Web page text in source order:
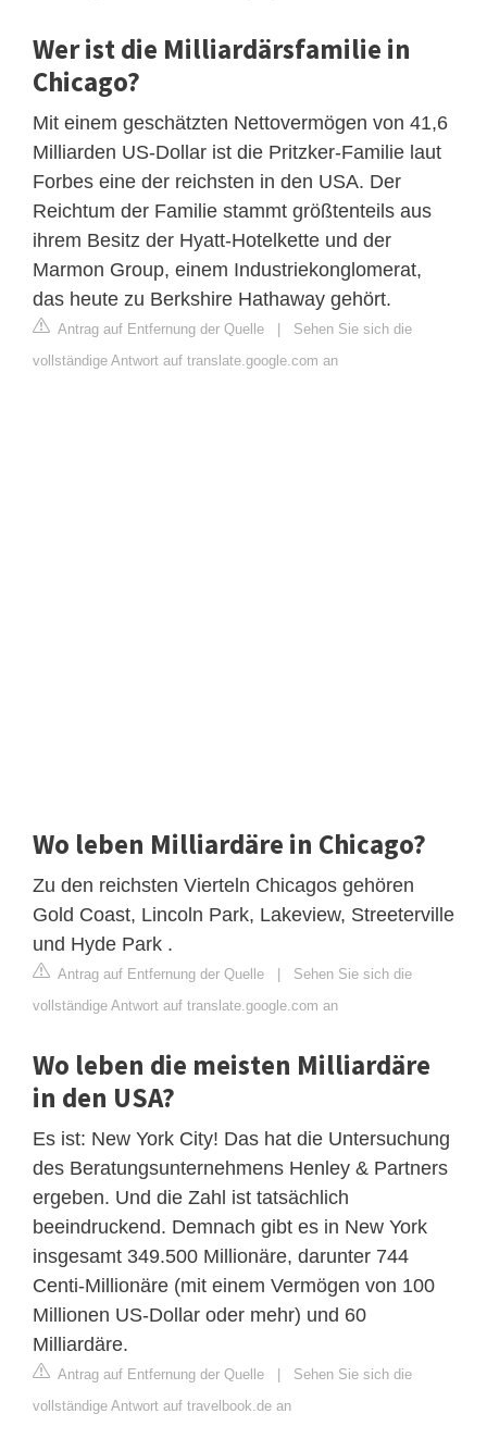
Wer ist die Milliardärsfamilie in
Chicago?
Mit einem geschätzten Nettovermögen von 41,6
Milliarden US-Dollar ist die Pritzker-Familie laut
Forbes eine der reichsten in den USA. Der
Reichtum der Familie stammt größtenteils aus
ihrem Besitz der Hyatt-Hotelkette und der
Marmon Group, einem Industriekonglomerat,
das heute zu Berkshire Hathaway gehört.
Antrag auf Entfernung der Quelle
Sehen Sie sich die
vollständige Antwort auf translate.google.com an
Wo leben Milliardäre in Chicago?
Zu den reichsten Vierteln Chicagos gehören
Gold Coast, Lincoln Park, Lakeview, Streeterville
und Hyde Park .
Antrag auf Entfernung der Quelle
Sehen Sie sich die
vollständige Antwort auf translate.google.com an
Wo leben die meisten Milliardäre
in den USA?
Es ist: New York City! Das hat die Untersuchung
des Beratungsunternehmens Henley & Partners
ergeben. Und die Zahl ist tatsächlich
beeindruckend. Demnach gibt es in New York
insgesamt 349.500 Millionäre, darunter 744
Centi-Millionäre (mit einem Vermögen von 100
Millionen US-Dollar oder mehr) und 60
Milliardäre.
Antrag auf Entfernung der Quelle
Sehen Sie sich die
vollständige Antwort auf travelbook.de an